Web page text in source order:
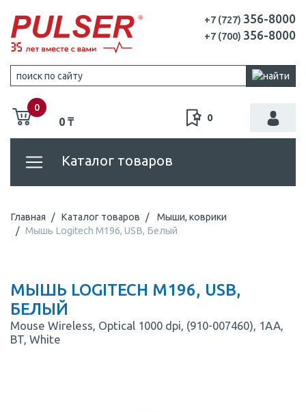
+7 (727) 356-8000
+7 (700) 356-8000
0
0 ₸ 0
Каталог товаров
Главная Каталог товаров
Мыши, коврики
Мышь Logitech M196, USB, Белый
МЫШЬ LOGITECH M196, USB,
БЕЛЫЙ
Mouse Wireless, Optical 1000 dpi, (910-007460), 1AA,
BT, White